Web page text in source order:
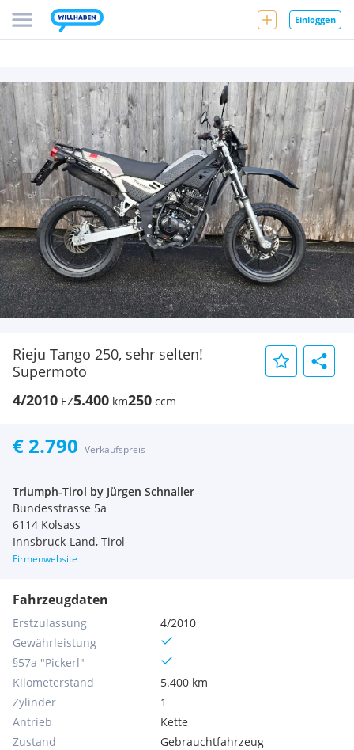
Einloggen
Rieju Tango 250, sehr selten!
Supermoto
4/2010 EZ5.400 km250 ccm
€ 2.790 Verkaufspreis
Triumph-Tirol by Jürgen Schnaller
Bundesstrasse 5a
6114 Kolsass
Innsbruck-Land, Tirol
Firmenwebsite
Fahrzeugdaten
Erstzulassung
4/2010
Gewährleistung
§57a "Pickerl"
Kilometerstand
5.400 km
Zylinder
1
Antrieb
Kette
Zustand
Gebrauchtfahrzeug